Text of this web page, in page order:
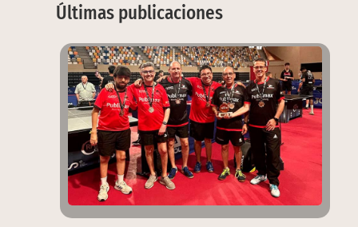
Últimas publicaciones